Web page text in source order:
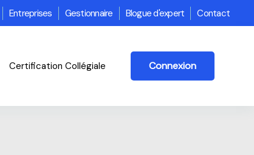
Entreprises Gestionnaire Blogue d'expert Contact
Certification Collégiale Connexion